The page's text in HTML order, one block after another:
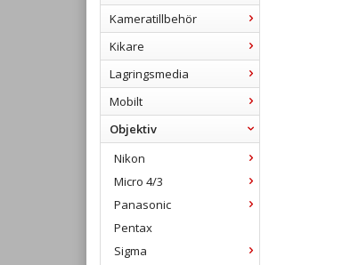
Kameratillbehör
Kikare
Lagringsmedia
Mobilt
Objektiv
Nikon
Micro 4/3
Panasonic
Pentax
Sigma